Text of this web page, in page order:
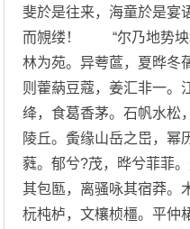
斐於是往来，海童於是宴
而覙缕！ “尔乃地势坱
林为苑。异荂蓲，夏晔冬
则藿蒳豆蔻，姜汇非一。
绛，食葛香茅。石帆水松
陵丘。夤缘山岳之岊，幂
蕤。郁兮?茂，晔兮菲菲
其包匦，离骚咏其宿莽。
杬杶栌，文欀桢橿。平仲